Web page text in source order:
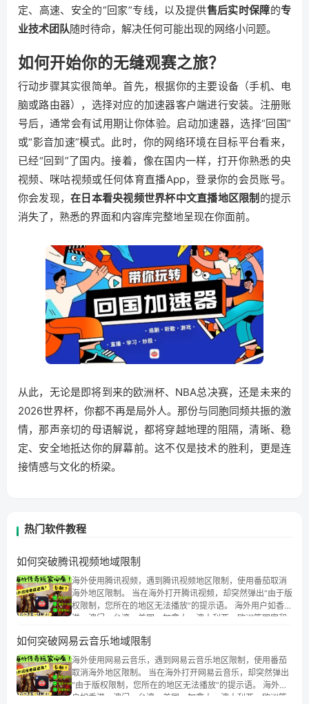
定、高速、安全的“回家”专线，以及提供售后实时保障的专
业技术团队随时待命，解决任何可能出现的网络小问题。
如何开始你的无缝观赛之旅？
行动步骤其实很简单。首先，根据你的主要设备（手机、电
脑或路由器），选择对应的加速器客户端进行安装。注册账
号后，通常会有试用期让你体验。启动加速器，选择“回国”
或“影音加速”模式。此时，你的网络环境在目标平台看来，
已经“回到”了国内。接着，像在国内一样，打开你熟悉的央
视频、咪咕视频或任何体育直播App，登录你的会员账号。
你会发现，在日本看央视频世界杯中文直播地区限制 的提示
消失了，熟悉的界面和内容库完整地呈现在你面前。
从此，无论是即将到来的欧洲杯、NBA总决赛，还是未来的
2026世界杯，你都不再是局外人。那份与同胞同频共振的激
情，那声亲切的母语解说，都将穿越地理的阻隔，清晰、稳
定、安全地抵达你的屏幕前。这不仅是技术的胜利，更是连
接情感与文化的桥梁。
热门软件教程
如何突破腾讯视频地域限制
海外使用腾讯视频，遇到腾讯视频地区限制，使用番茄取消
海外地区限制。 当在海外打开腾讯视频，却突然弹出“由于版
权限制，您所在的地区无法播放”的提示语。 海外用户如香
港、澳门、台湾、美国、加拿大、澳大利亚、欧洲等国家和
权限制问题，且仅能在中国大陆地区播放。 遇到这个问题的
朋友们，使用番茄回国加速器，即可解决「海外用户收听腾
讯视频地区版权限制」的问题，无论人在香港、澳门、台
湾、美国、加拿大、澳大利亚、欧洲等国家和地区工作、留
学、定居等，都可以使用，不再因地区和版权限制所困扰。
如何突破网易云音乐地域限制
海外使用网易云音乐，遇到网易云音乐地区限制，使用番茄
取消海外地区限制。 当在海外打开网易云音乐，却突然弹出
“由于版权限制，您所在的地区无法播放”的提示语。 海外用
户如香港、澳门、台湾、美国、加拿大、澳大利亚、欧洲等